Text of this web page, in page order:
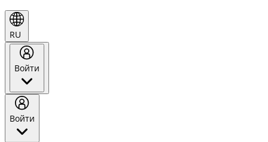
RU
Войти
Войти